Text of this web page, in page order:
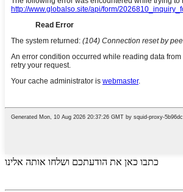
כתבו כאן את הודעתכם ושלחו אותה אלינו